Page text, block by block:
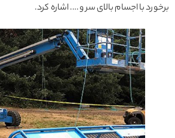
با اجسام بالای سر و …. اشاره کرد.